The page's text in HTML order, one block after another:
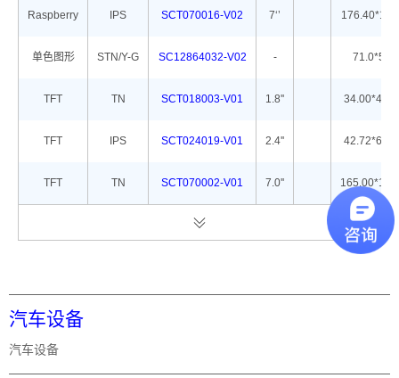
Raspberry IPS SCT070016-V02 7‘’
单色图形 STN/Y-G SC12864032-V02 -
TFT TN SCT018003-V01 1.8''
TFT IPS SCT024019-V01 2.4''
TFT TN SCT070002-V01 7.0''
汽车设备
汽车设备